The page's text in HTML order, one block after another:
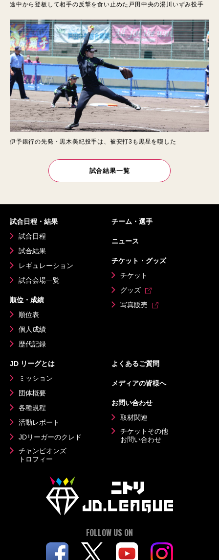
途中から登板して相手の反撃を食い止めた戸田中央の湯川いずみ投手
伊予銀行の先発・黒木美紀投手は、被安打3も黒星を喫した
試合結果一覧
試合日程・結果
試合日程
試合結果
レギュレーション
試合会場一覧
順位・成績
順位表
個人成績
歴代記録
チーム・選手
ニュース
チケット・グッズ
チケット
グッズ
写真販売
JD リーグとは
ミッション
団体概要
各種規程
活動レポート
JDリーガーのクレド
チャンピオンズ
トロフィー
よくあるご質問
メディアの皆様へ
お問い合わせ
取材関連
チケットその他
お問い合わせ
FOLLOW US ON